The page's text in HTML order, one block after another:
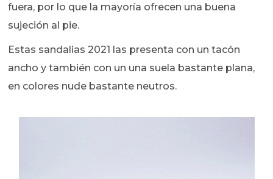
fuera, por lo que la mayoría ofrecen una buena
sujeción al pie.
Estas sandalias 2021 las presenta con un tacón
ancho y también con un una suela bastante plana,
en colores nude bastante neutros.